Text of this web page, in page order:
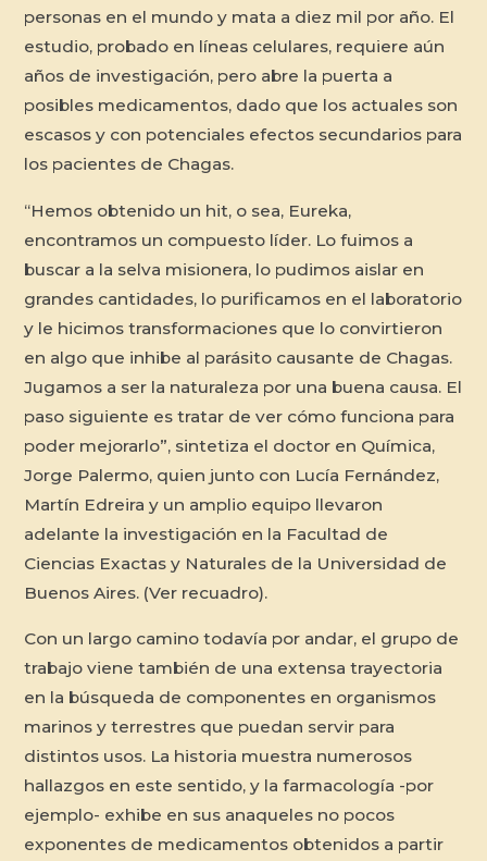
personas en el mundo y mata a diez mil por año. El
estudio, probado en líneas celulares, requiere aún
años de investigación, pero abre la puerta a
posibles medicamentos, dado que los actuales son
escasos y con potenciales efectos secundarios para
los pacientes de Chagas.
“Hemos obtenido un hit, o sea, Eureka,
encontramos un compuesto líder. Lo fuimos a
buscar a la selva misionera, lo pudimos aislar en
grandes cantidades, lo purificamos en el laboratorio
y le hicimos transformaciones que lo convirtieron
en algo que inhibe al parásito causante de Chagas.
Jugamos a ser la naturaleza por una buena causa. El
paso siguiente es tratar de ver cómo funciona para
poder mejorarlo”, sintetiza el doctor en Química,
Jorge Palermo, quien junto con Lucía Fernández,
Martín Edreira y un amplio equipo llevaron
adelante la investigación en la Facultad de
Ciencias Exactas y Naturales de la Universidad de
Buenos Aires. (Ver recuadro).
Con un largo camino todavía por andar, el grupo de
trabajo viene también de una extensa trayectoria
en la búsqueda de componentes en organismos
marinos y terrestres que puedan servir para
distintos usos. La historia muestra numerosos
hallazgos en este sentido, y la farmacología -por
ejemplo- exhibe en sus anaqueles no pocos
exponentes de medicamentos obtenidos a partir